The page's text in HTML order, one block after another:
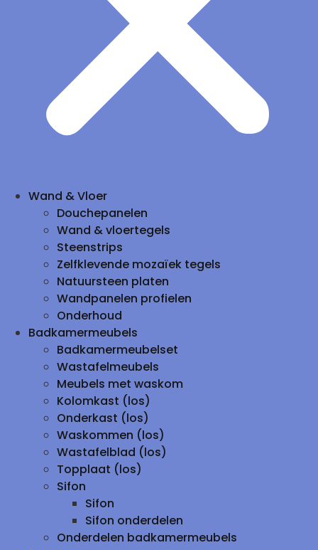
Wand & Vloer
Douchepanelen
Wand & vloertegels
Steenstrips
Zelfklevende mozaïek tegels
Natuursteen platen
Wandpanelen profielen
Onderhoud
Badkamermeubels
Badkamermeubelset
Wastafelmeubels
Meubels met waskom
Kolomkast (los)
Onderkast (los)
Waskommen (los)
Wastafelblad (los)
Topplaat (los)
Sifon
Sifon
Sifon onderdelen
Onderdelen badkamermeubels